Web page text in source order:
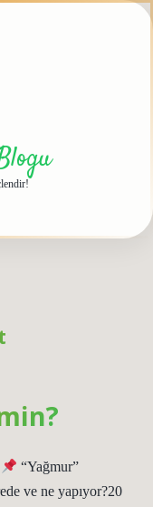
“Yağmur”
ve ne yapıyor?20